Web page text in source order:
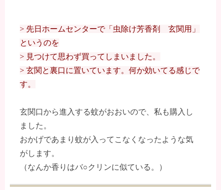
> 先日ホームセンターで「虫除け芳香剤 玄関用」
というのを
> 見つけて思わず買ってしまいました。
> 玄関と裏口に置いています。何か効いてる感じで
す。
玄関口から進入する蚊がおおいので、私も購入し
ました。
おかげであまり蚊が入ってこなくなったような気
がします。
（なんか香りはバ○クリンに似ている。）